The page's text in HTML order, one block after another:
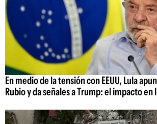
En medio de la tensión con EEUU, Lula
Rubio y da señales a Trump: el impacto en